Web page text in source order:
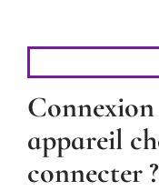
appareil
connecter ?